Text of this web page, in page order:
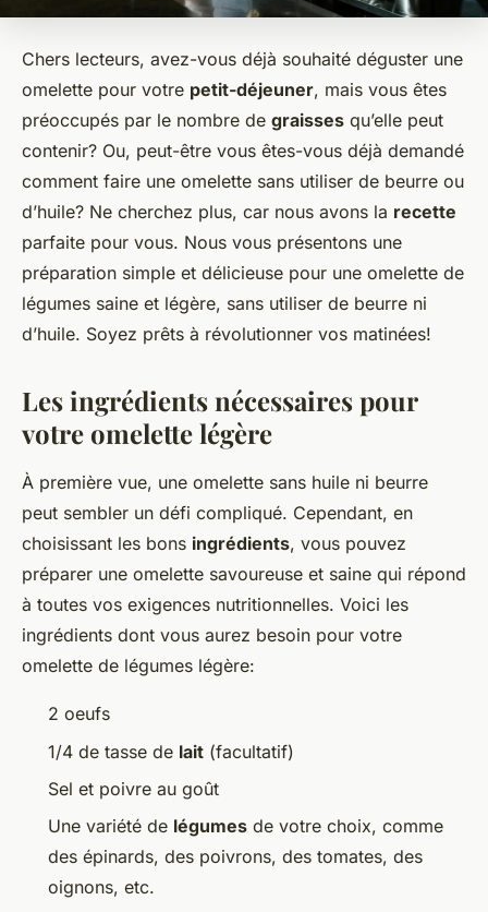
Chers lecteurs, avez-vous déjà souhaité déguster une
omelette pour votre petit-déjeuner, mais vous êtes
préoccupés par le nombre de graisses qu’elle peut
contenir? Ou, peut-être vous êtes-vous déjà demandé
comment faire une omelette sans utiliser de beurre ou
d’huile? Ne cherchez plus, car nous avons la recette
parfaite pour vous. Nous vous présentons une
préparation simple et délicieuse pour une omelette de
légumes saine et légère, sans utiliser de beurre ni
d’huile. Soyez prêts à révolutionner vos matinées!
Les ingrédients nécessaires pour
votre omelette légère
À première vue, une omelette sans huile ni beurre
peut sembler un défi compliqué. Cependant, en
choisissant les bons ingrédients, vous pouvez
préparer une omelette savoureuse et saine qui répond
à toutes vos exigences nutritionnelles. Voici les
ingrédients dont vous aurez besoin pour votre
omelette de légumes légère:
2 oeufs
1/4 de tasse de lait (facultatif)
Sel et poivre au goût
Une variété de légumes de votre choix, comme
des épinards, des poivrons, des tomates, des
oignons, etc.